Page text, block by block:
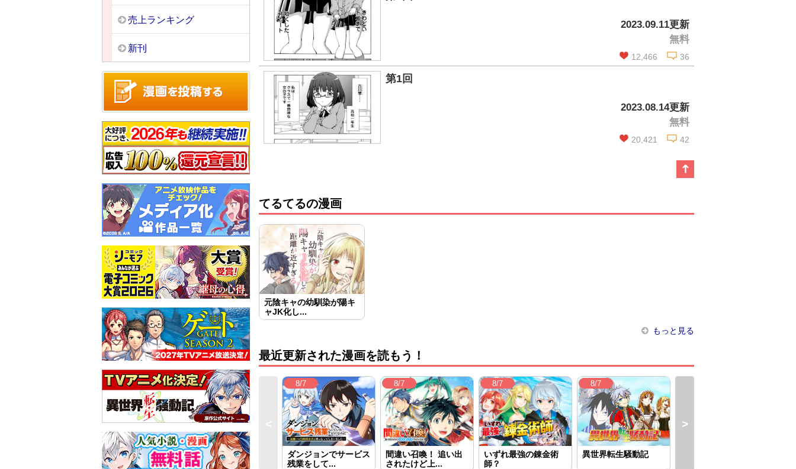
2023.09.11更新
無料
12,466 36
第1回
2023.08.14更新
無料
20,421 42
てるてるの漫画
元陰キャの幼馴染が陽キ
ャJK化し...
もっと見る
最近更新された漫画を読もう！
8/7
ダンジョンでサービス
残業をして...
8/7
間違い召喚！ 追い出
されたけど上...
8/7
いずれ最強の錬金術
師？
8/7
異世界転生騒動記
売上ランキング
新刊